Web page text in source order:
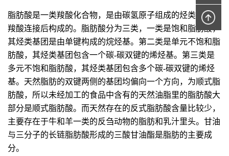
脂肪酸是一类羧酸化合物，是由碳氢原子组成的烃类基团与
羧酸连接后构成的。脂肪酸分为三类，一类是饱和脂肪酸，
其烃类基团是由单键构成的烷烃基。第二类是单元不饱和脂
肪酸，其烃类基团包含一个碳-碳双键的烯烃基。第三类是
多元不饱和脂肪酸，其烃类基团包含多个碳-碳双键的烯烃
基。天然脂肪的双键两侧的基团均偏向一个方向，为顺式脂
肪酸，所以未经加工的食品中含有的天然油脂里的脂肪酸大
部分是顺式脂肪酸。而天然存在的反式脂肪酸含量比较少，
主要存在于牛和羊一类的反刍动物的脂肪和乳汁里头。甘油
与三分子的长链脂肪酸形成的三酸甘油酯是脂肪的主要成
分。